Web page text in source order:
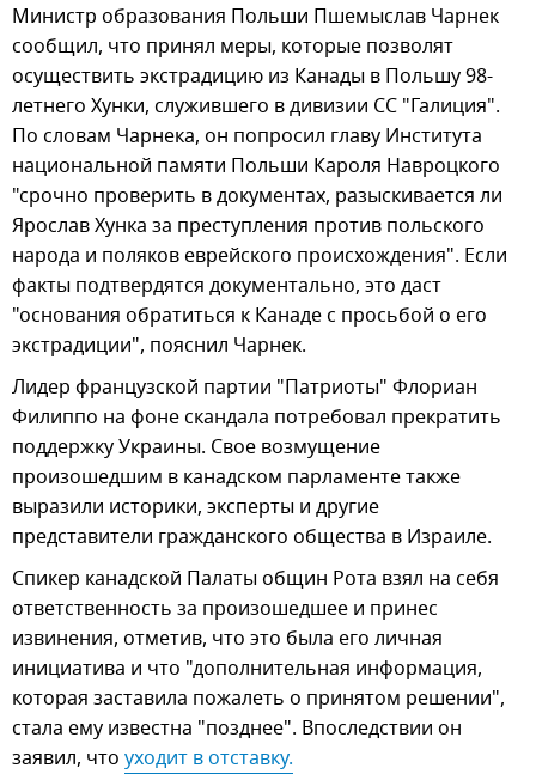
Министр образования Польши Пшемыслав Чарнек
сообщил, что принял меры, которые позволят
осуществить экстрадицию из Канады в Польшу 98-
летнего Хунки, служившего в дивизии СС "Галиция".
По словам Чарнека, он попросил главу Института
национальной памяти Польши Кароля Навроцкого
"срочно проверить в документах, разыскивается ли
Ярослав Хунка за преступления против польского
народа и поляков еврейского происхождения". Если
факты подтвердятся документально, это даст
"основания обратиться к Канаде с просьбой о его
экстрадиции", пояснил Чарнек.
Лидер французской партии "Патриоты" Флориан
Филиппо на фоне скандала потребовал прекратить
поддержку Украины. Свое возмущение
произошедшим в канадском парламенте также
выразили историки, эксперты и другие
представители гражданского общества в Израиле.
Спикер канадской Палаты общин Рота взял на себя
ответственность за произошедшее и принес
извинения, отметив, что это была его личная
инициатива и что "дополнительная информация,
которая заставила пожалеть о принятом решении",
стала ему известна "позднее". Впоследствии он
заявил, что уходит в отставку.